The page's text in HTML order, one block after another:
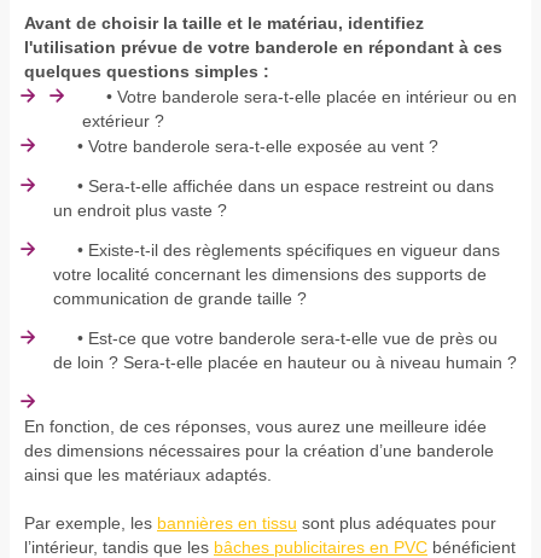
Avant de choisir la taille et le matériau, identifiez
l'utilisation prévue de votre banderole en répondant à ces
quelques questions simples :
• Votre banderole sera-t-elle placée en intérieur ou en
extérieur ?
• Votre banderole sera-t-elle exposée au vent ?
• Sera-t-elle affichée dans un espace restreint ou dans
un endroit plus vaste ?
• Existe-t-il des règlements spécifiques en vigueur dans
votre localité concernant les dimensions des supports de
communication de grande taille ?
• Est-ce que votre banderole sera-t-elle vue de près ou
de loin ? Sera-t-elle placée en hauteur ou à niveau humain ?
En fonction, de ces réponses, vous aurez une meilleure idée
des dimensions nécessaires pour la création d’une banderole
ainsi que les matériaux adaptés.
Par exemple, les bannières en tissu sont plus adéquates pour
l’intérieur, tandis que les bâches publicitaires en PVC bénéficient